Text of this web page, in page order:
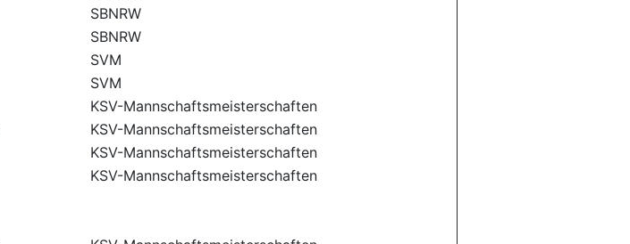
SBNRW
SBNRW
SVM
SVM
KSV-Mannschaftsmeisterschaften
KSV-Mannschaftsmeisterschaften
KSV-Mannschaftsmeisterschaften
KSV-Mannschaftsmeisterschaften